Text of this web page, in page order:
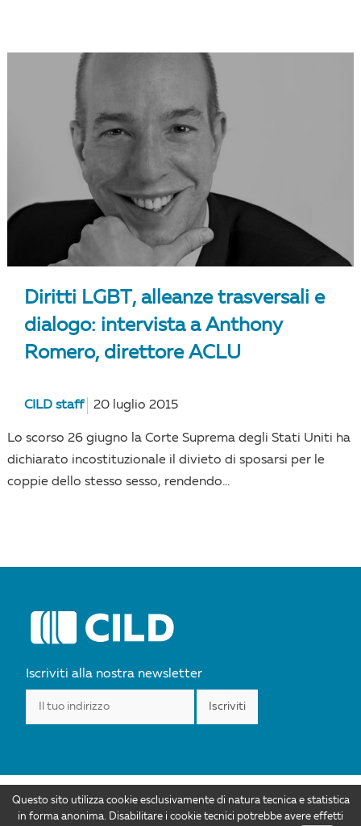
Diritti LGBT, alleanze trasversali e
dialogo: intervista a Anthony
Romero, direttore ACLU
CILD staff 20 luglio 2015
Lo scorso 26 giugno la Corte Suprema degli Stati Uniti ha
dichiarato incostituzionale il divieto di sposarsi per le
coppie dello stesso sesso, rendendo...
Iscriviti alla nostra newsletter
Attribuzione 4.0 Internazionale. Autorizzazioni ulteriori rispetto allo scopo di
Questo sito utilizza cookie esclusivamente di natura tecnica e statistica
in forma anonima. Disabilitare i cookie tecnici potrebbe avere effetti